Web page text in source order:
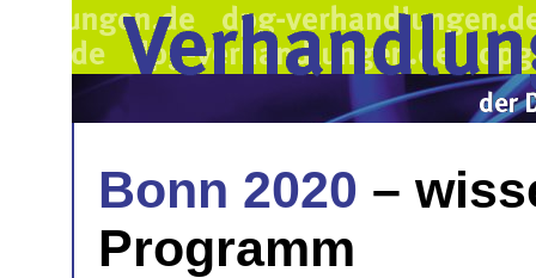
Bonn 2020 –
Programm